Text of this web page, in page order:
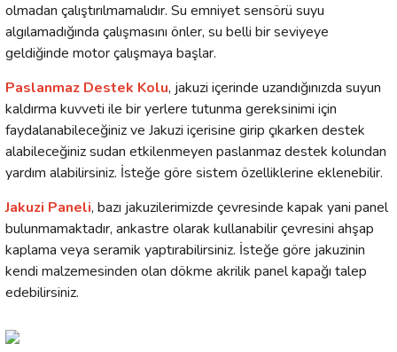
olmadan çalıştırılmamalıdır. Su emniyet sensörü suyu
algılamadığında çalışmasını önler, su belli bir seviyeye
geldiğinde motor çalışmaya başlar.
Paslanmaz Destek Kolu, jakuzi içerinde uzandığınızda suyun
kaldırma kuvveti ile bir yerlere tutunma gereksinimi için
faydalanabileceğiniz ve Jakuzi içerisine girip çıkarken destek
alabileceğiniz sudan etkilenmeyen paslanmaz destek kolundan
yardım alabilirsiniz. İsteğe göre sistem özelliklerine eklenebilir.
Jakuzi Paneli, bazı jakuzilerimizde çevresinde kapak yani panel
bulunmamaktadır, ankastre olarak kullanabilir çevresini ahşap
kaplama veya seramik yaptırabilirsiniz. İsteğe göre jakuzinin
kendi malzemesinden olan dökme akrilik panel kapağı talep
edebilirsiniz.